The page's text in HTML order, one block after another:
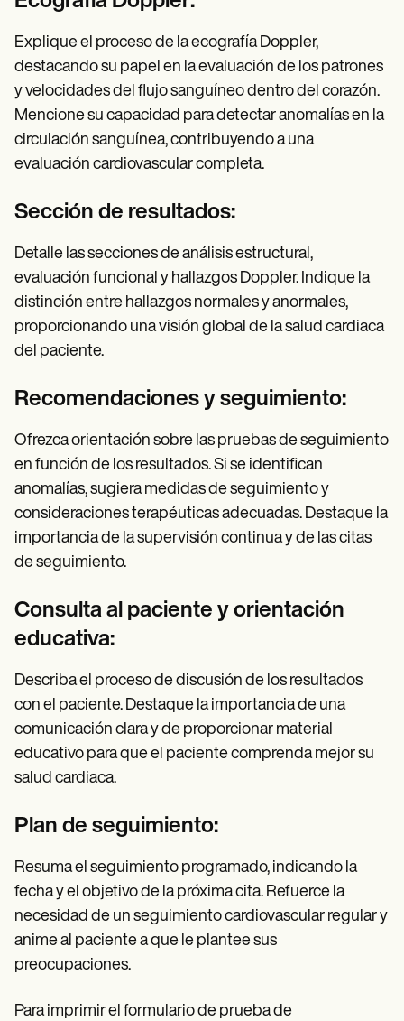
Explique el proceso de la ecografía Doppler,
destacando su papel en la evaluación de los patrones
y velocidades del flujo sanguíneo dentro del corazón.
Mencione su capacidad para detectar anomalías en la
circulación sanguínea, contribuyendo a una
evaluación cardiovascular completa.
Sección de resultados:
Detalle las secciones de análisis estructural,
evaluación funcional y hallazgos Doppler. Indique la
distinción entre hallazgos normales y anormales,
proporcionando una visión global de la salud cardiaca
del paciente.
Recomendaciones y seguimiento:
Ofrezca orientación sobre las pruebas de seguimiento
en función de los resultados. Si se identifican
anomalías, sugiera medidas de seguimiento y
consideraciones terapéuticas adecuadas. Destaque la
importancia de la supervisión continua y de las citas
de seguimiento.
Consulta al paciente y orientación
educativa:
Describa el proceso de discusión de los resultados
con el paciente. Destaque la importancia de una
comunicación clara y de proporcionar material
educativo para que el paciente comprenda mejor su
salud cardiaca.
Plan de seguimiento:
Resuma el seguimiento programado, indicando la
fecha y el objetivo de la próxima cita. Refuerce la
necesidad de un seguimiento cardiovascular regular y
anime al paciente a que le plantee sus
preocupaciones.
Para imprimir el formulario de prueba de